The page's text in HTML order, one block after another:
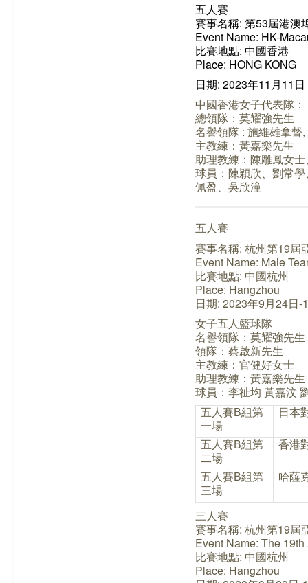
五人賽
賽事名稱: 第53屆港澳
Event Name: HK-
比賽地點: 中國香港
Place: HONG KONG
日期: 2023年11月11日
中國香港女子代表隊：
總領隊：莫耀強先生
名譽領隊 : 施維雄拿督
主教練：黃嘉樂先生
助理教練：陳雕鳳女
球員：陳穎欣、劉常
佩盈、吳欣潼
五人賽
賽事名稱: 杭州第19屆
Event Name: Male
比賽地點: 中國杭州
Place: Hangzhou
日期: 2023年9月24日-
女子五人籃球隊
名譽領隊：莫耀強先生
領隊：蔡啟新先生
主教練：官健好女士
助理教練：黃嘉樂先生
球員：李祉均 黃嘉汶
五人賽B組第
一場
日本
五人賽B組第
二場
香港
五人賽B組第
三場
哈薩
三人賽
賽事名稱: 杭州第19屆
Event Name: The
比賽地點: 中國杭州
Place: Hangzhou